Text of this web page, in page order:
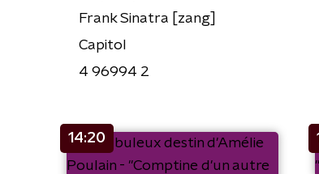
Frank Sinatra [zang]
Capitol
4 96994 2
14:20